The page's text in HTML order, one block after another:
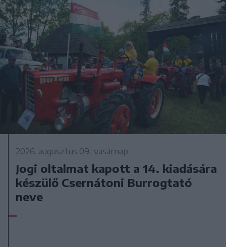
2026. augusztus 09., vasárnap
Jogi oltalmat kapott a 14. kiadására
készülő Csernátoni Burrogtató
neve